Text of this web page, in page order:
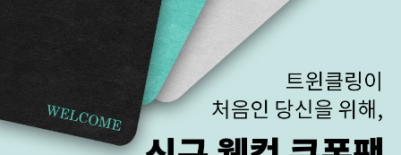
< 환급 계산법 >
표준 중량 x 0.9 - 실 중량 = 환급 중량
환급 중량 x 시세 ÷ 3.75 = 환급 금액
표준 고시 중량은 14K 기준의 중량입니다. 10K 제작 시에
중량 표본이 적어서 예상하기 어렵습니다.
10K는 10% 오차 범위보다 낮아도 보상 제외합니다.
< 실버 >
실버는 보증서에 중량이 표기되지 않습니다.